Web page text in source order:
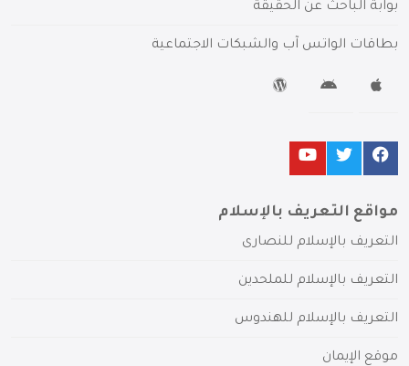
بوابة الباحث عن الحقيقة
بطاقات الواتس آب والشبكات الاجتماعية
مواقع التعريف بالإسلام
التعريف بالإسلام للنصارى
التعريف بالإسلام للملحدين
التعريف بالإسلام للهندوس
موقع الإيمان